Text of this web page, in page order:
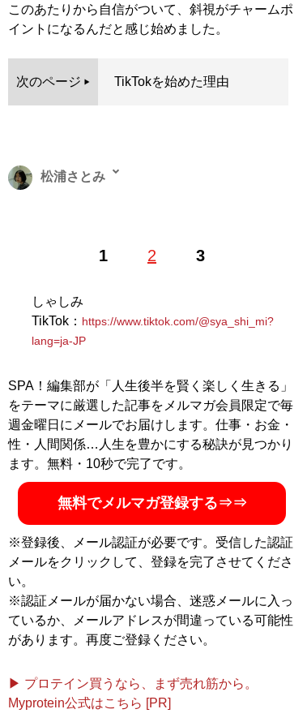
このあたりから自信がついて、斜視がチャームポ
イントになるんだと感じ始めました。
次のページ TikTokを始めた理由
1 2 3
松浦さとみ
がいを感じるライター。新卒入社した会社を4年で辞
韓国の魅力に気づく。珍スポットやオタク文化、韓国の
リアルを探るのが趣味。ギャルやゴスロリなどのサブカ
記事一覧へ
しゃしみ
TikTok： https://www.tiktok.com/@sya_shi_mi?
lang=ja-JP
SPA！編集部が「人生後半を賢く楽しく生きる」
をテーマに厳選した記事をメルマガ会員限定で毎
週金曜日にメールでお届けします。仕事・お金・
性・人間関係…人生を豊かにする秘訣が見つかり
ます。無料・10秒で完了です。
無料でメルマガ登録する⇒⇒
※登録後、メール認証が必要です。受信した認証
メールをクリックして、登録を完了させてくださ
い。
※認証メールが届かない場合、迷惑メールに入っ
ているか、メールアドレスが間違っている可能性
があります。再度ご登録ください。
▶ プロテイン買うなら、まず売れ筋から。
Myprotein公式はこちら [PR]